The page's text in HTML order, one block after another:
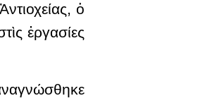
ὁ
ἐργασίες